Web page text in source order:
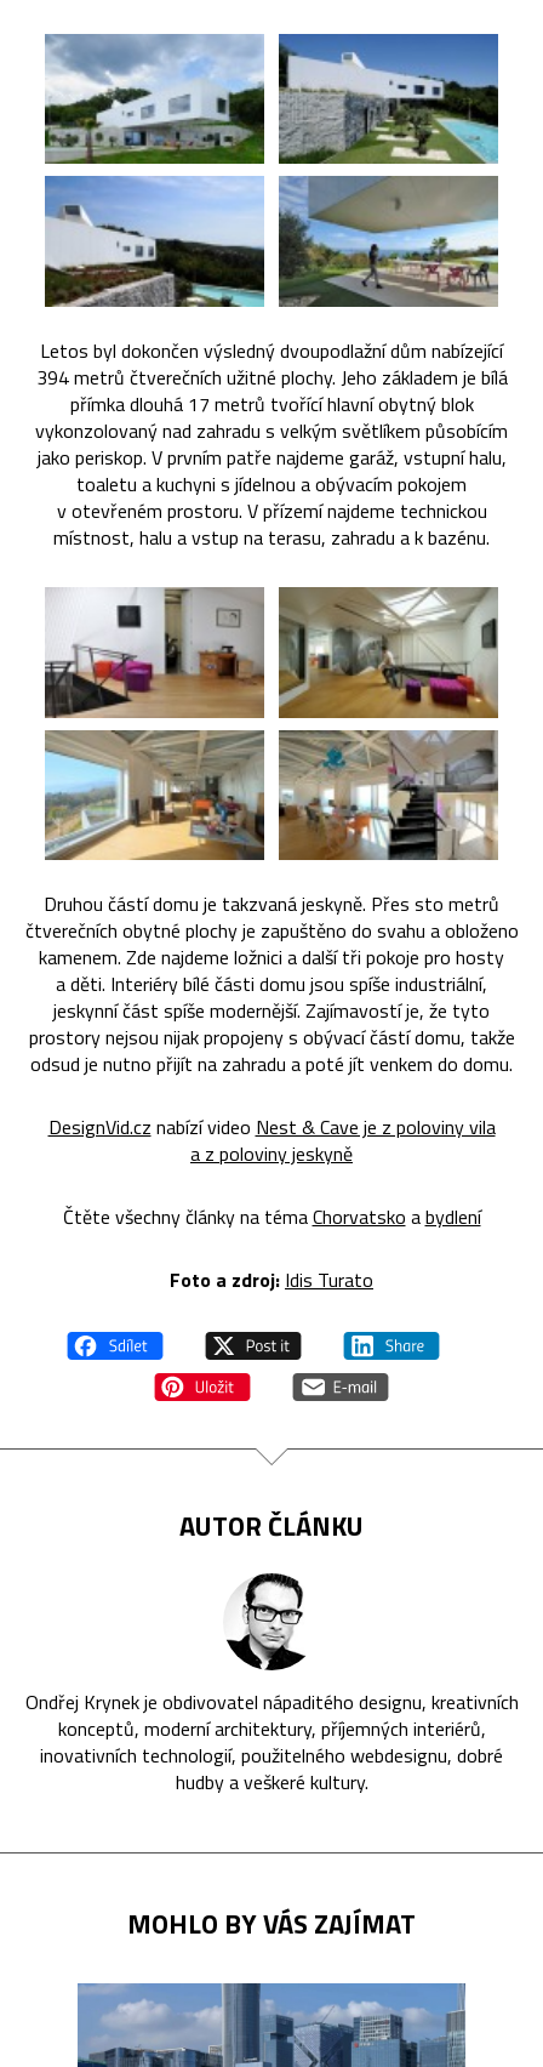
Letos byl dokončen výsledný dvoupodlažní dům nabízející
394 metrů čtverečních užitné plochy. Jeho základem je bílá
přímka dlouhá 17 metrů tvořící hlavní obytný blok
vykonzolovaný nad zahradu s velkým světlíkem působícím
jako periskop. V prvním patře najdeme garáž, vstupní halu,
toaletu a kuchyni s jídelnou a obývacím pokojem
v otevřeném prostoru. V přízemí najdeme technickou
místnost, halu a vstup na terasu, zahradu a k bazénu.
Druhou částí domu je takzvaná jeskyně. Přes sto metrů
čtverečních obytné plochy je zapuštěno do svahu a obloženo
kamenem. Zde najdeme ložnici a další tři pokoje pro hosty
a děti. Interiéry bílé části domu jsou spíše industriální,
jeskynní část spíše modernější. Zajímavostí je, že tyto
prostory nejsou nijak propojeny s obývací částí domu, takže
odsud je nutno přijít na zahradu a poté jít venkem do domu.
DesignVid.cz nabízí video Nest & Cave je z poloviny vila
a z poloviny jeskyně
Čtěte všechny články na témaChorvatsko abydlení
Foto a zdroj: Idis Turato
AUTOR ČLÁNKU
Ondřej Krynek je obdivovatel nápaditého designu, kreativních
konceptů, moderní architektury, příjemných interiérů,
inovativních technologií, použitelného webdesignu, dobré
hudby a veškeré kultury.
MOHLO BY VÁS ZAJÍMAT